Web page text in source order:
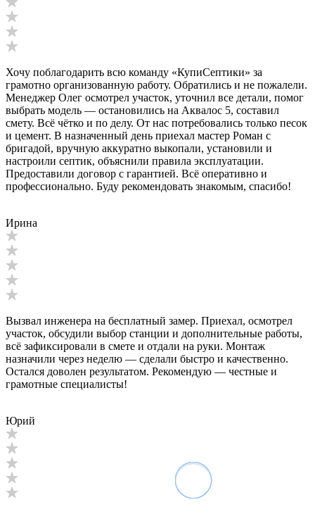
Хочу поблагодарить всю команду «КупиСептики» за
грамотно организованную работу. Обратились и не пожалели.
Менеджер Олег осмотрел участок, уточнил все детали, помог
выбрать модель — остановились на Аквалос 5, составил
смету. Всё чётко и по делу. От нас потребовались только песок
и цемент. В назначенный день приехал мастер Роман с
бригадой, вручную аккуратно выкопали, установили и
настроили септик, объяснили правила эксплуатации.
Предоставили договор с гарантией. Всё оперативно и
профессионально. Буду рекомендовать знакомым, спасибо!
Ирина
Вызвал инженера на бесплатный замер. Приехал, осмотрел
участок, обсудили выбор станции и дополнительные работы,
всё зафиксировали в смете и отдали на руки. Монтаж
назначили через неделю — сделали быстро и качественно.
Остался доволен результатом. Рекомендую — честные и
грамотные специалисты!
Юрий